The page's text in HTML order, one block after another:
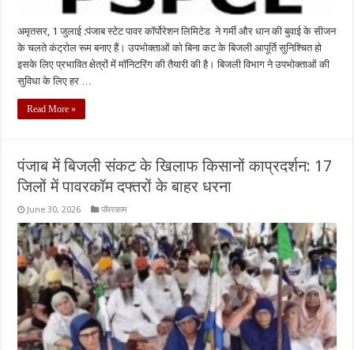
अमृतसर, 1 जुलाई :पंजाब स्टेट पावर कॉर्पोरेशन लिमिटेड ने गर्मी और धान की बुवाई के सीजन
के चलते कंट्रोल रूम बनाए हैं। उपभोक्ताओं को बिना कट के बिजली आपूर्ति सुनिश्चित हो
इसके लिए प्रभावित क्षेत्रों में मॉनिटरिंग की तैयारी की है। बिजली विभाग ने उपभोक्ताओं की
सुविधा के लिए हर …
Read More »
पंजाब में बिजली संकट के खिलाफ किसानों काप्रदर्शन: 17
जिलों में पावरकॉम दफ्तरों के बाहर धरना
June 30, 2026 पॉवरकाम